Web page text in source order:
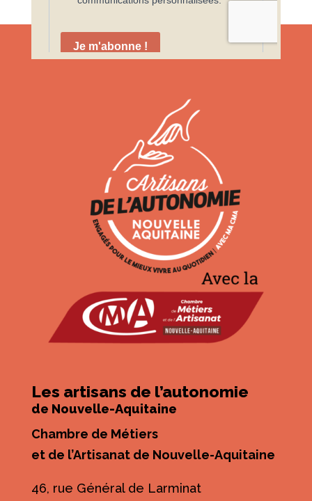
Les artisans de l’autonomie
de Nouvelle-Aquitaine
Chambre de Métiers
et de l’Artisanat de Nouvelle-Aquitaine
46, rue Général de Larminat